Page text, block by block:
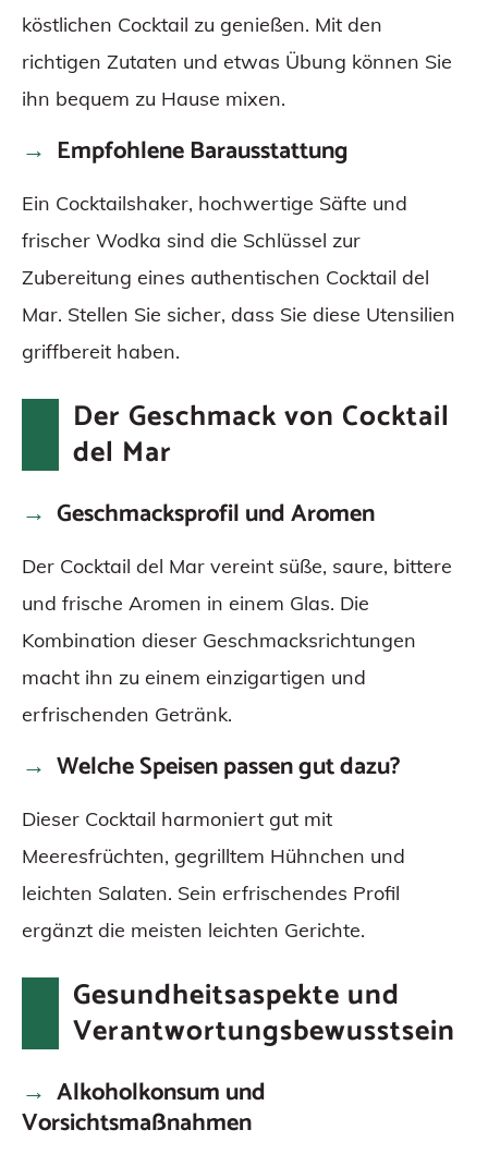
köstlichen Cocktail zu genießen. Mit den
richtigen Zutaten und etwas Übung können Sie
ihn bequem zu Hause mixen.
Empfohlene Barausstattung
Ein Cocktailshaker, hochwertige Säfte und
frischer Wodka sind die Schlüssel zur
Zubereitung eines authentischen Cocktail del
Mar. Stellen Sie sicher, dass Sie diese Utensilien
griffbereit haben.
Der Geschmack von Cocktail
del Mar
Geschmacksprofil und Aromen
Der Cocktail del Mar vereint süße, saure, bittere
und frische Aromen in einem Glas. Die
Kombination dieser Geschmacksrichtungen
macht ihn zu einem einzigartigen und
erfrischenden Getränk.
Welche Speisen passen gut dazu?
Dieser Cocktail harmoniert gut mit
Meeresfrüchten, gegrilltem Hühnchen und
leichten Salaten. Sein erfrischendes Profil
ergänzt die meisten leichten Gerichte.
Gesundheitsaspekte und
Verantwortungsbewusstsein
Alkoholkonsum und
Vorsichtsmaßnahmen